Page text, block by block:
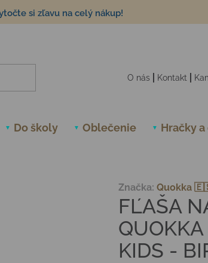
si zľavu na celý nákup!
O nás Kontakt
Do školy Oblečenie Hračky
FĽAŠA
KIDS -
Značka: Quokka